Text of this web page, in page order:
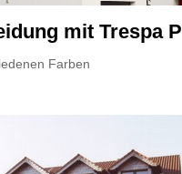
mit Trespa
Farben